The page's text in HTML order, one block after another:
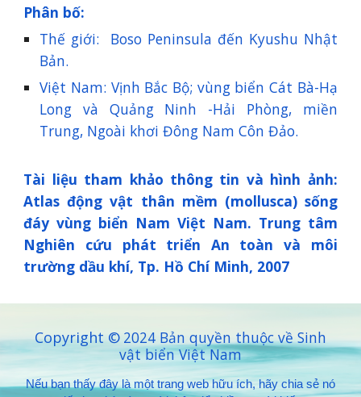
Phân bố:
Thế giới: Boso Peninsula đến Kyushu Nhật
Bản.
Việt Nam: Vịnh Bắc Bộ; vùng biển Cát Bà-Hạ
Long và Quảng Ninh -Hải Phòng, miền
Trung, Ngoài khơi Đông Nam Côn Đảo.
Tài liệu tham khảo thông tin và hình ảnh:
Atlas động vật thân mềm (mollusca) sống
đáy vùng biển Nam Việt Nam. Trung tâm
Nghiên cứu phát triển An toàn và môi
trường dầu khí, Tp. Hồ Chí Minh, 2007
Copyright © 2024 Bản quyền thuộc về Sinh
vật biển Việt Nam
Nếu bạn thấy đây là một trang web hữu ích, hãy chia sẻ nó